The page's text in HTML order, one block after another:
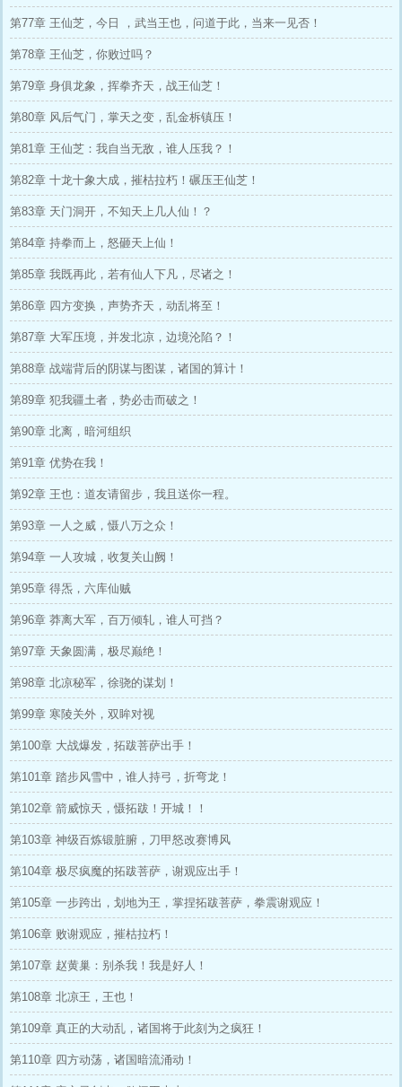
第77章 王仙芝，今日 ，武当王也，问道于此，当来一见否！
第78章 王仙芝，你败过吗？
第79章 身俱龙象，挥拳齐天，战王仙芝！
第80章 风后气门，掌天之变，乱金柝镇压！
第81章 王仙芝：我自当无敌，谁人压我？！
第82章 十龙十象大成，摧枯拉朽！碾压王仙芝！
第83章 天门洞开，不知天上几人仙！？
第84章 持拳而上，怒砸天上仙！
第85章 我既再此，若有仙人下凡，尽诸之！
第86章 四方变换，声势齐天，动乱将至！
第87章 大军压境，并发北凉，边境沦陷？！
第88章 战端背后的阴谋与图谋，诸国的算计！
第89章 犯我疆土者，势必击而破之！
第90章 北离，暗河组织
第91章 优势在我！
第92章 王也：道友请留步，我且送你一程。
第93章 一人之威，慑八万之众！
第94章 一人攻城，收复关山阙！
第95章 得炁，六库仙贼
第96章 莽离大军，百万倾轧，谁人可挡？
第97章 天象圆满，极尽巅绝！
第98章 北凉秘军，徐骁的谋划！
第99章 寒陵关外，双眸对视
第100章 大战爆发，拓跋菩萨出手！
第101章 踏步风雪中，谁人持弓，折弯龙！
第102章 箭威惊天，慑拓跋！开城！！
第103章 神级百炼锻脏腑，刀甲怒改赛博风
第104章 极尽疯魔的拓跋菩萨，谢观应出手！
第105章 一步跨出，划地为王，掌捏拓跋菩萨，拳震谢观应！
第106章 败谢观应，摧枯拉朽！
第107章 赵黄巢：别杀我！我是好人！
第108章 北凉王，王也！
第109章 真正的大动乱，诸国将于此刻为之疯狂！
第110章 四方动荡，诸国暗流涌动！